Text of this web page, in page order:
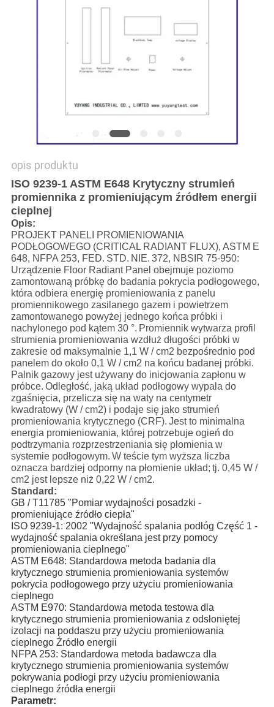
opis produktu
ISO 9239-1 ASTM E648 Krytyczny strumień
promiennika z promieniującym źródłem energii
cieplnej
Opis:
PROJEKT PANELI PROMIENIOWANIA
PODŁOGOWEGO (CRITICAL RADIANT FLUX), ASTM E
648, NFPA 253, FED. STD. NIE. 372, NBSIR 75-950:
Urządzenie Floor Radiant Panel obejmuje poziomo
zamontowaną próbkę do badania pokrycia podłogowego,
która odbiera energię promieniowania z panelu
promiennikowego zasilanego gazem i powietrzem
zamontowanego powyżej jednego końca próbki i
nachylonego pod kątem 30 °. Promiennik wytwarza profil
strumienia promieniowania wzdłuż długości próbki w
zakresie od maksymalnie 1,1 W / cm2 bezpośrednio pod
panelem do około 0,1 W / cm2 na końcu badanej próbki.
Palnik gazowy jest używany do inicjowania zapłonu w
próbce. Odległość, jaką układ podłogowy wypala do
zgaśnięcia, przelicza się na waty na centymetr
kwadratowy (W / cm2) i podaje się jako strumień
promieniowania krytycznego (CRF). Jest to minimalna
energia promieniowania, której potrzebuje ogień do
podtrzymania rozprzestrzeniania się płomienia w
systemie podłogowym. W teście tym wyższa liczba
oznacza bardziej odporny na płomienie układ; tj. 0,45 W /
cm2 jest lepsze niż 0,22 W / cm2.
Standard:
GB / T11785 "Pomiar wydajności posadzki -
promieniujące źródło ciepła"
ISO 9239-1: 2002 "Wydajność spalania podłóg Część 1 -
wydajność spalania określana jest przy pomocy
promieniowania cieplnego"
ASTM E648: Standardowa metoda badania dla
krytycznego strumienia promieniowania systemów
pokrycia podłogowego przy użyciu promieniowania
cieplnego
ASTM E970: Standardowa metoda testowa dla
krytycznego strumienia promieniowania z odsłoniętej
izolacji na poddaszu przy użyciu promieniowania
cieplnego Źródło energii
NFPA 253: Standardowa metoda badawcza dla
krytycznego strumienia promieniowania systemów
pokrywania podłogi przy użyciu promieniowania
cieplnego źródła energii
Parametr: